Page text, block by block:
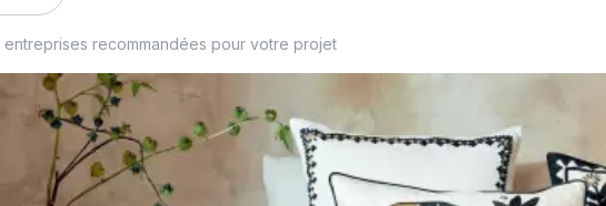
entreprises recommandées pour votre projet